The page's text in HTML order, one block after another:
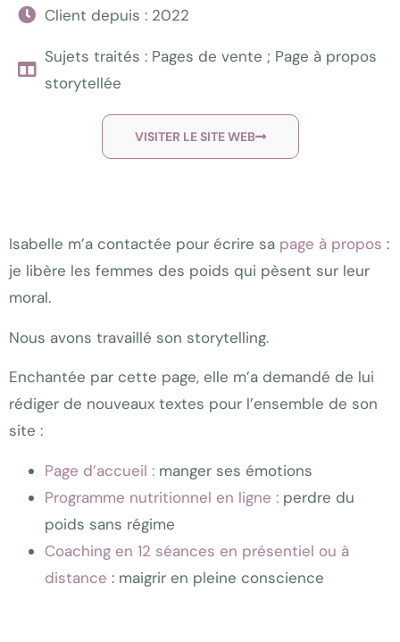
Client depuis : 2022
Sujets traités : Pages de vente ; Page à propos
storytellée
VISITER LE SITE WEB
Isabelle m’a contactée pour écrire sa page à propos :
je libère les femmes des poids qui pèsent sur leur
moral.
Nous avons travaillé son storytelling.
Enchantée par cette page, elle m’a demandé de lui
rédiger de nouveaux textes pour l’ensemble de son
site :
Page d’accueil : manger ses émotions
Programme nutritionnel en ligne : perdre du
poids sans régime
Coaching en 12 séances en présentiel ou à
distance : maigrir en pleine conscience